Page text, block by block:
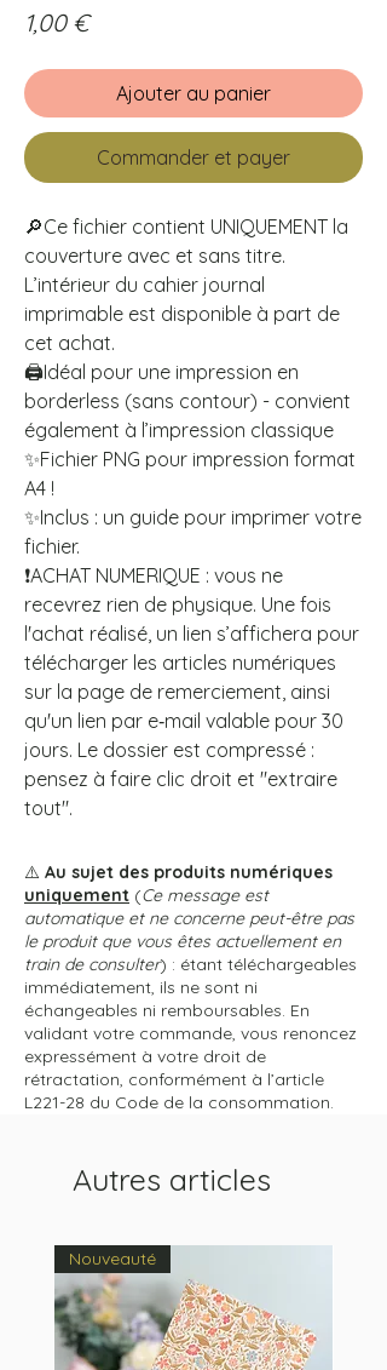
1,00 €Prix
Ajouter au panier
Commander et payer
🔎Ce fichier contient UNIQUEMENT la
couverture avec et sans titre.
L’intérieur du cahier journal
imprimable est disponible à part de
cet achat.
🖨️Idéal pour une impression en
borderless (sans contour) - convient
également à l’impression classique
✨Fichier PNG pour impression format
A4 !
✨Inclus : un guide pour imprimer votre
fichier.
❗ACHAT NUMERIQUE : vous ne
recevrez rien de physique. Une fois
l'achat réalisé, un lien s’affichera pour
télécharger les articles numériques
sur la page de remerciement, ainsi
qu'un lien par e‑mail valable pour 30
jours. Le dossier est compressé :
pensez à faire clic droit et "extraire
tout".
⚠️ Au sujet des produits numériques
uniquement (Ce message est
automatique et ne concerne peut-être pas
le produit que vous êtes actuellement en
train de consulter) : étant téléchargeables
immédiatement, ils ne sont ni
échangeables ni remboursables. En
validant votre commande, vous renoncez
expressément à votre droit de
rétractation, conformément à l’article
L221-28 du Code de la consommation.
Autres articles
Nouveauté